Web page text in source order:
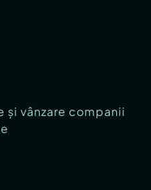
vânzare companii